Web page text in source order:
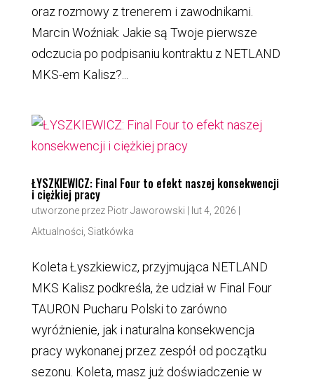
oraz rozmowy z trenerem i zawodnikami.
Marcin Woźniak: Jakie są Twoje pierwsze
odczucia po podpisaniu kontraktu z NETLAND
MKS-em Kalisz?...
ŁYSZKIEWICZ: Final Four to efekt naszej konsekwencji
i ciężkiej pracy
utworzone przez Piotr Jaworowski | lut 4, 2026 |
Aktualności Siatkówka
Koleta Łyszkiewicz, przyjmująca NETLAND
MKS Kalisz podkreśla, że udział w Final Four
TAURON Pucharu Polski to zarówno
wyróżnienie, jak i naturalna konsekwencja
pracy wykonanej przez zespół od początku
sezonu. Koleta, masz już doświadczenie w